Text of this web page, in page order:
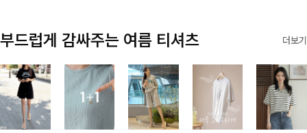
부드럽게 감싸주는 여름 티셔츠 더보기